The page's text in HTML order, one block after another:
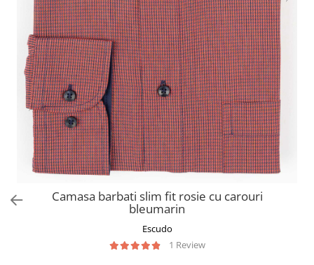
Camasa barbati slim fit rosie cu carouri
bleumarin
Escudo
1 Review